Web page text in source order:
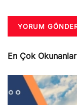
En Çok Okunanlar